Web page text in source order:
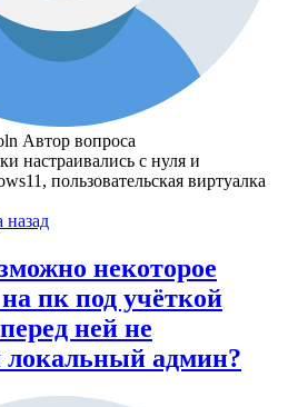
Автор вопроса
настраивались с нуля и
пользовательская виртуалка
назад
некоторое
пк под учёткой
ней не
локальный админ?